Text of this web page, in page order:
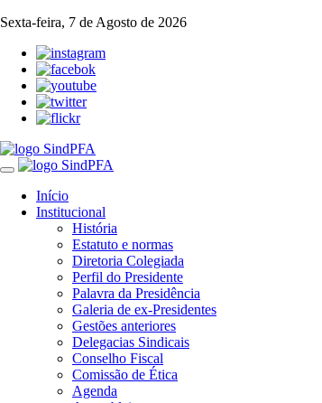
Sexta-feira, 7 de Agosto de 2026
Toggle
navigation
Início
Institucional
História
Estatuto e normas
Diretoria Colegiada
Perfil do Presidente
Palavra da Presidência
Galeria de ex-Presidentes
Gestões anteriores
Delegacias Sindicais
Conselho Fiscal
Comissão de Ética
Agenda